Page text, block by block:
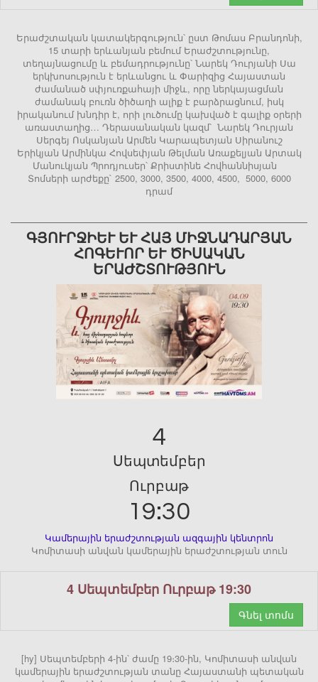
Երաժշտական կատակերգություն՝ ըստ Թոմաս Բրանդոնի,
15 տարի երևանյան բեմում Երաժշտությունը,
տեղայնացումը և բեմադրությունը՝ Նարեկ Դուրյանի Սա
երկխոսություն է երևանցու և Փարիզից Հայաստան
ժամանած սփյուռքահայի միջև, որը ներկայացման
ժամանակ բուռն ծիծաղի ալիք է բարձրացնում, իսկ
իրականում խնդիր է, որի լուծումը կախված է գալիք օրերի
առաստաղից… Դերասանական կազմ՝ Նարեկ Դուրյան
Սերգեյ Ոսկանյան Արմեն Կարապետյան Սիրանուշ
Երիկյան Արմինկա Հովսեփյան Թելման Առաքելյան Արտակ
Մանուկյան Պրոդյուսեր՝ Քրիստինե Հովհաննիսյան
Տոմսերի արժեքը` 2500, 3000, 3500, 4000, 4500, 5000, 6000
դրամ
ԳՅՈՒՐՋԻԵՒ ԵՒ ՀԱՅ ՄԻՋՆԱԴԱՐՅԱՆ ՀՈ
ԳԵՒՈՐ ԵՒ ԾԻՍԱԿԱՆ ԵՐԱԺ
ՇՏՈՒԹՅՈՒՆ
4
Սեպտեմբեր
Ուրբաթ
19:30
Կամերային երաժշտության ազգային կենտրոն
Կոմիտասի անվան կամերային երաժշտության տուն
4 Սեպտեմբեր Ուրբաթ 19:30
Գնել տոմս
[hy] Սեպտեմբերի 4-ին՝ ժամը 19։30-ին, Կոմիտասի անվան
կամերային երաժշտության տանը Հայաստանի պետական